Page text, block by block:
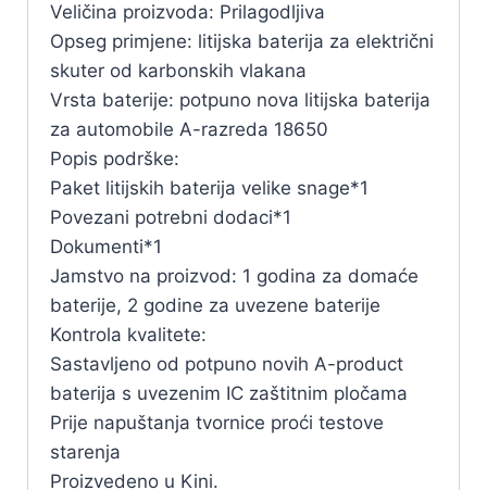
Veličina proizvoda: Prilagodljiva
Opseg primjene: litijska baterija za električni
skuter od karbonskih vlakana
Vrsta baterije: potpuno nova litijska baterija
za automobile A-razreda 18650
Popis podrške:
Paket litijskih baterija velike snage*1
Povezani potrebni dodaci*1
Dokumenti*1
Jamstvo na proizvod: 1 godina za domaće
baterije, 2 godine za uvezene baterije
Kontrola kvalitete:
Sastavljeno od potpuno novih A-product
baterija s uvezenim IC zaštitnim pločama
Prije napuštanja tvornice proći testove
starenja
Proizvedeno u Kini.